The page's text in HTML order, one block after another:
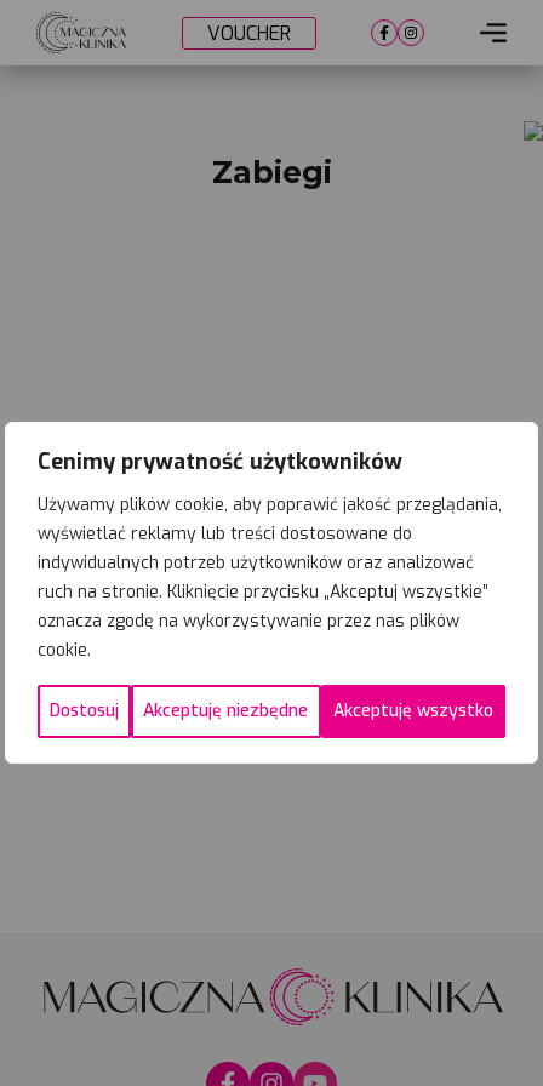
Cenimy prywatność użytkowników
Używamy plików cookie, aby poprawić jakość przeglądania,
wyświetlać reklamy lub treści dostosowane do
indywidualnych potrzeb użytkowników oraz analizować
ruch na stronie. Kliknięcie przycisku „Akceptuj wszystkie”
oznacza zgodę na wykorzystywanie przez nas plików
cookie.
Dostosuj Akceptuję niezbędne Akceptuję wszystko
VOUCHER
Lokalizacje
Metamorfozy
Zabiegi